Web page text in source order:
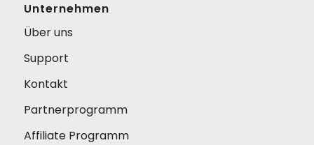
Unternehmen
Über uns
Support
Kontakt
Partnerprogramm
Affiliate Programm